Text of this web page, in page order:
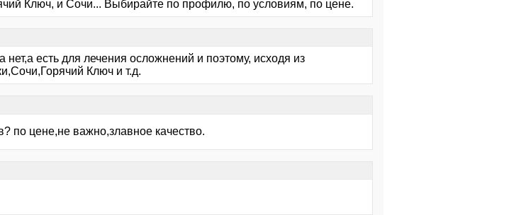
Ключ, и Сочи... Выбирайте по профилю, по условиям, по цене.
есть для лечения осложнений и поэтому, исходя из
Ключ и т.д.
по цене,не важно,злавное качество.